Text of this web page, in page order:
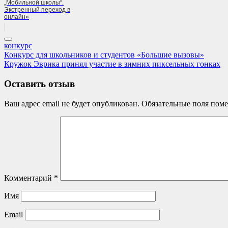
„Мобильной школы“.
Экстренный переход в
онлайн»
конкурс
Навигация
по
записям
Previous
Post:
Конкурс для школьников и студентов «Большие вызовы»
Next
Кружок Эврика принял участие в зимних пиксельных гонках
Оставить отзыв
Ваш адрес email не будет опубликован. Обязательные поля
Комментарий *
Имя
Email